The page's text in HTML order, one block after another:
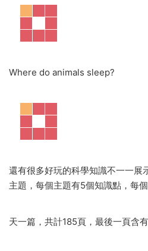
Where do animals sleep?
還有很多好玩的科學知識不一一展
主題，每個主題有5個知識點，每
天一篇，共計185頁，最後一頁含有